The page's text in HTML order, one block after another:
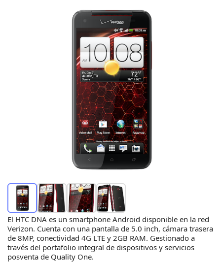
El HTC DNA es un smartphone Android disponible en la red
Verizon. Cuenta con una pantalla de 5.0 inch, cámara trasera
de 8MP, conectividad 4G LTE y 2GB RAM. Gestionado a
través del portafolio integral de dispositivos y servicios
posventa de Quality One.